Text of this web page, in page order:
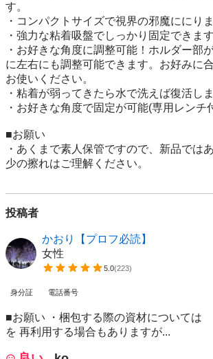
す。
・コンパクトサイズで視界の邪魔ににりま
・強力な粘着吸盤でしっかり固定できます
・お好きな角度に調整可能！ホルダー部
に左右にも調整可能できます。お好みに
お使いください。
・粘着が弱ってきたら水で洗えば復活しま
・お好きな角度で固定が可能(専用レンチ
■お願い
・あくまで素人保管ですので、新品では
少の擦れはご理解ください。
投稿者
かおり【プロフ必読】
女性
5.0(223)
身分証 電話番号
■お願い ・梱包する際の資材について
を 再利用する場合もありますが...